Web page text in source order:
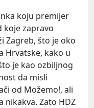
koju premijer
koje zapravo
Zagreb, što je oko
Hrvatske, kako u
je kao ozbiljnog
da misli
od Možemo!, ali
nikakva. Zato HDZ